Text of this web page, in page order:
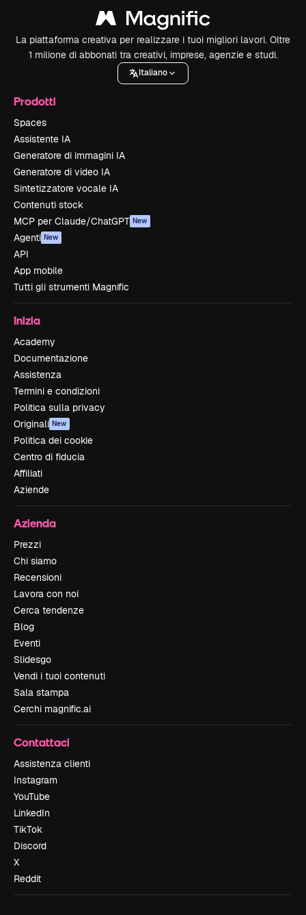
La piattaforma creativa per realizzare i tuoi migliori lavori. Oltre
1 milione di abbonati tra creativi, imprese, agenzie e studi.
Italiano
Prodotti
Spaces
Assistente IA
Generatore di immagini IA
Generatore di video IA
Sintetizzatore vocale IA
Contenuti stock
MCP per Claude/ChatGPT New
Agenti New
API
App mobile
Tutti gli strumenti Magnific
Inizia
Academy
Documentazione
Assistenza
Termini e condizioni
Politica sulla privacy
Originali New
Politica dei cookie
Centro di fiducia
Affiliati
Aziende
Azienda
Prezzi
Chi siamo
Recensioni
Lavora con noi
Cerca tendenze
Blog
Eventi
Slidesgo
Vendi i tuoi contenuti
Sala stampa
Cerchi magnific.ai
Contattaci
Assistenza clienti
Instagram
YouTube
LinkedIn
TikTok
Discord
X
Reddit